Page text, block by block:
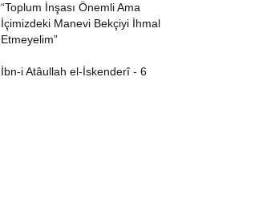
“Toplum İnşası Önemli Ama
İçimizdeki Manevi Bekçiyi İhmal
Etmeyelim”
İbn-i Atâullah el-İskenderî - 6